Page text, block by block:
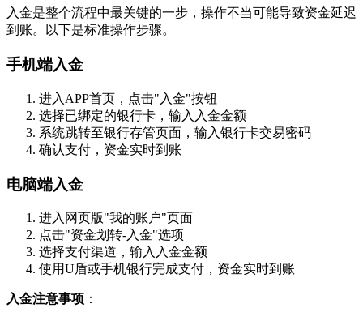
入金是整个流程中最关键的一步，操作不当可能导致资金延迟
到账。以下是标准操作步骤。
手机端入金
进入APP首页，点击"入金"按钮
选择已绑定的银行卡，输入入金金额
系统跳转至银行存管页面，输入银行卡交易密码
确认支付，资金实时到账
电脑端入金
进入网页版"我的账户"页面
点击"资金划转-入金"选项
选择支付渠道，输入入金金额
使用U盾或手机银行完成支付，资金实时到账
入金注意事项 ‌：